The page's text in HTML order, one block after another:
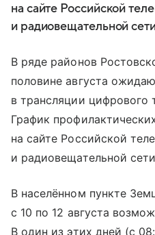
на сайте Российской
и радиовещательной
В ряде районов
половине августа
в трансляции цифрового
График
на сайте Российской
и радиовещательной
В населённом пункте
с 10 по 12 августа
В один из этих дней (с